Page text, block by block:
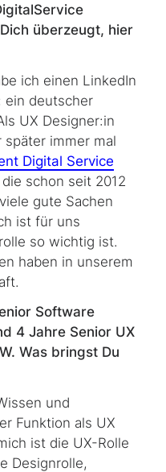
überzeugt, hier
ich einen LinkedIn
ein deutscher
UX Designer:in
immer mal
Digital Service
schon seit 2012
gute Sachen
ist für uns
so wichtig ist.
haben in unserem
Software
4 Jahre Senior UX
Was bringst Du
und
Funktion als UX
ist die UX-Rolle
Designrolle,